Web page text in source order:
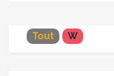
Tout W